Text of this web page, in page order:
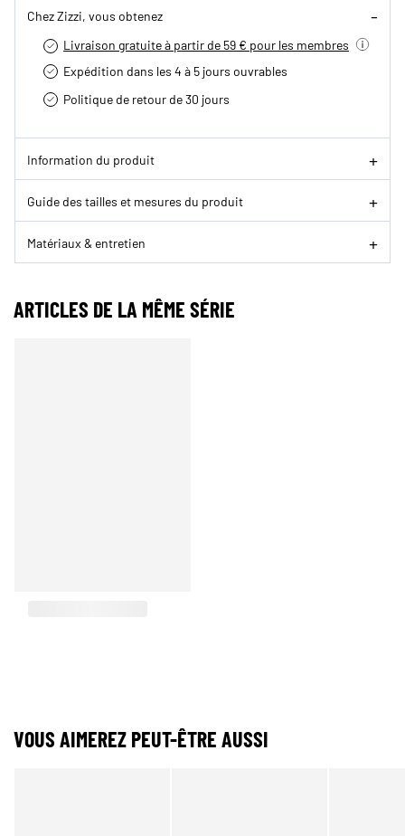
Chez Zizzi, vous obtenez
Livraison gratuite à partir de 59 € pour les membres
Expédition dans les 4 à 5 jours ouvrables
Politique de retour de 30 jours
Information du produit
Guide des tailles et mesures du produit
Matériaux & entretien
ARTICLES DE LA MÊME SÉRIE
VOUS AIMEREZ PEUT-ÊTRE AUSSI